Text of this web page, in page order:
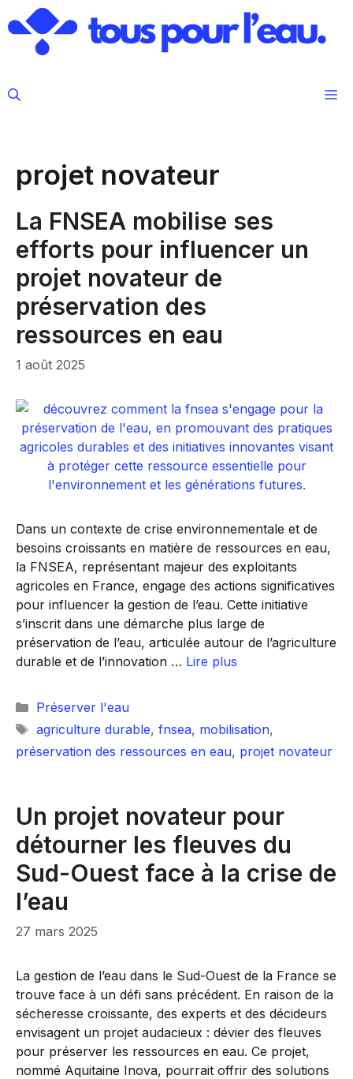
au
contenu
projet novateur
La FNSEA mobilise ses
efforts pour influencer un
projet novateur de
préservation des
ressources en eau
1 août 2025
Dans un contexte de crise environnementale et de
besoins croissants en matière de ressources en eau,
la FNSEA, représentant majeur des exploitants
agricoles en France, engage des actions significatives
pour influencer la gestion de l’eau. Cette initiative
s’inscrit dans une démarche plus large de
préservation de l’eau, articulée autour de l’agriculture
durable et de l’innovation … Lire plus
Catégories
Préserver l'eau
Étiquettes
agriculture durable, fnsea, mobilisation,
préservation des ressources en eau, projet novateur
Un projet novateur pour
détourner les fleuves du
Sud-Ouest face à la crise de
l’eau
27 mars 2025
La gestion de l’eau dans le Sud-Ouest de la France se
trouve face à un défi sans précédent. En raison de la
sécheresse croissante, des experts et des décideurs
envisagent un projet audacieux : dévier des fleuves
pour préserver les ressources en eau. Ce projet,
nommé Aquitaine Inova, pourrait offrir des solutions